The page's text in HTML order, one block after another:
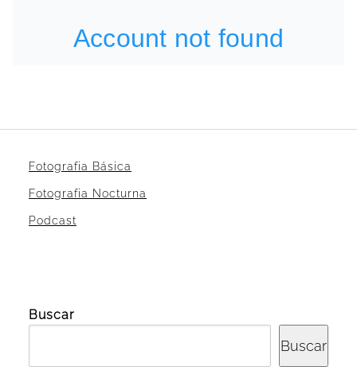
Fotografia Básica
Fotografia Nocturna
Podcast
Buscar
Buscar